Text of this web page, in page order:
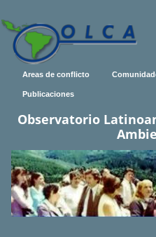
Areas de conflicto
Publicaciones
Observatorio